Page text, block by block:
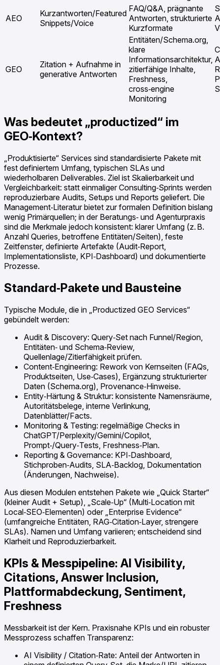
AEO
Kurzantworten/Featured
Snippets/Voice
FAQ/Q&A, prägnante
Antworten, strukturierte
Kurzformate
GEO
Zitation + Aufnahme in
generative Antworten
Entitäten/Schema.org,
klare
Informationsarchitektur,
zitierfähige Inhalte,
Freshness,
cross‑engine
Monitoring
Was bedeutet „productized“ im
GEO‑Kontext?
„Produktisierte“ Services sind standardisierte Pakete mit
fest definiertem Umfang, typischen SLAs und
wiederholbaren Deliverables. Ziel ist Skalierbarkeit und
Vergleichbarkeit: statt einmaliger Consulting‑Sprints werden
reproduzierbare Audits, Setups und Reports geliefert. Die
Management‑Literatur bietet zur formalen Definition bislang
wenig Primärquellen; in der Beratungs‑ und Agenturpraxis
sind die Merkmale jedoch konsistent: klarer Umfang (z. B.
Anzahl Queries, betroffene Entitäten/Seiten), feste
Zeitfenster, definierte Artefakte (Audit‑Report,
Implementationsliste, KPI‑Dashboard) und dokumentierte
Prozesse.
Standard‑Pakete und Bausteine
Typische Module, die in „Productized GEO Services“
gebündelt werden:
Audit & Discovery: Query‑Set nach Funnel/Region,
Entitäten‑ und Schema‑Review,
Quellenlage/Zitierfähigkeit prüfen.
Content‑Engineering: Rework von Kernseiten (FAQs,
Produktseiten, Use‑Cases), Ergänzung strukturierter
Daten (Schema.org), Provenance‑Hinweise.
Entity‑Härtung & Struktur: konsistente Namensräume,
Autoritätsbelege, interne Verlinkung,
Datenblätter/Facts.
Monitoring & Testing: regelmäßige Checks in
ChatGPT/Perplexity/Gemini/Copilot,
Prompt‑/Query‑Tests, Freshness‑Plan.
Reporting & Governance: KPI‑Dashboard,
Stichproben‑Audits, SLA‑Backlog, Dokumentation
(Änderungen, Nachweise).
Aus diesen Modulen entstehen Pakete wie „Quick Starter“
(kleiner Audit + Setup), „Scale‑Up“ (Multi‑Location mit
Local‑SEO‑Elementen) oder „Enterprise Evidence“
(umfangreiche Entitäten, RAG‑Citation‑Layer, strengere
SLAs). Namen und Umfang variieren; entscheidend sind
Klarheit und Reproduzierbarkeit.
KPIs & Messpipeline: AI Visibility,
Citations, Answer Inclusion,
Plattformabdeckung, Sentiment,
Freshness
Messbarkeit ist der Kern. Praxisnahe KPIs und ein robuster
Messprozess schaffen Transparenz:
AI Visibility / Citation‑Rate: Anteil der Antworten in